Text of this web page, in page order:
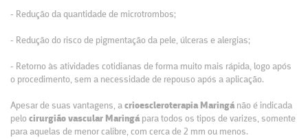
- Redução da quantidade de microtrombos;
- Redução do risco de pigmentação da pele, úlceras e alergias;
- Retorno às atividades cotidianas de forma muito mais rápida, logo após
o procedimento, sem a necessidade de repouso após a aplicação.
Apesar de suas vantagens, a crioescleroterapia Maringánão é indicada
pelo cirurgião vascular Maringá para todos os tipos de varizes, somente
para aquelas de menor calibre, com cerca de 2 mm ou menos.